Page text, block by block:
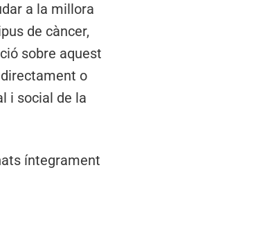
a la millora
de càncer,
sobre aquest
o
i social de la
íntegrament